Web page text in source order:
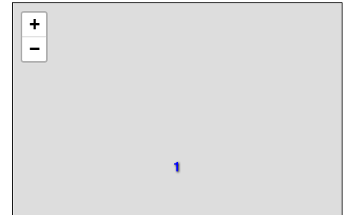
1
+
−